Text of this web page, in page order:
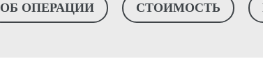
ОБ ОПЕРАЦИИ СТОИМОСТЬ